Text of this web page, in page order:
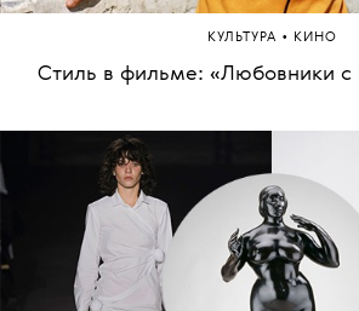
КУЛЬТУРА • КИНО
Стиль в фильме: «Любовники с